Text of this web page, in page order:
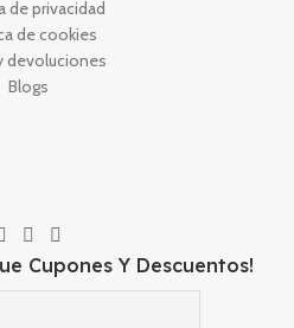
de privacidad
de cookies
devoluciones
Blogs
Cupones Y Descuentos!